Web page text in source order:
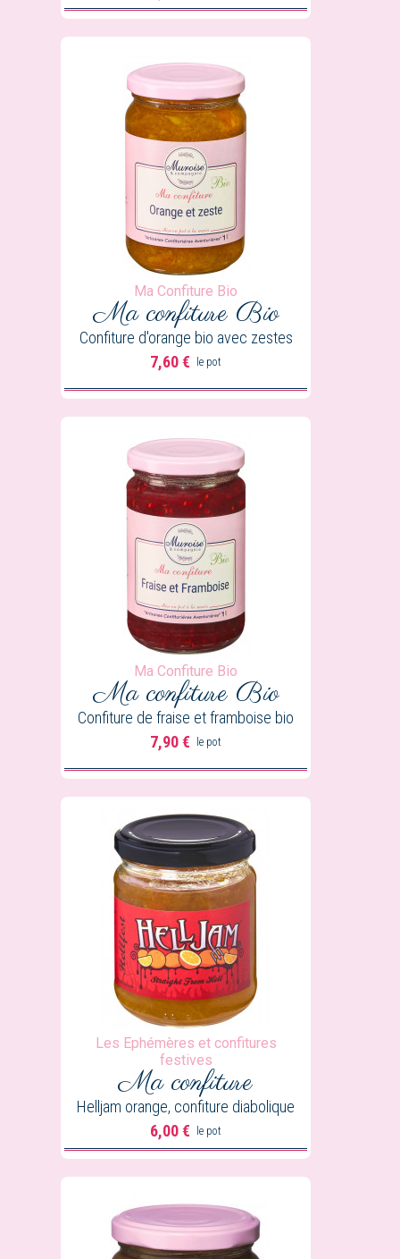
Ma Confiture Bio
Ma confiture Bio
Confiture d'orange bio avec zestes
Prix
7,60 € le pot
Ma Confiture Bio
Ma confiture Bio
Confiture de fraise et framboise bio
Prix
7,90 € le pot
Les Ephémères et confitures
festives
Ma confiture
Helljam orange, confiture diabolique
Prix
6,00 € le pot